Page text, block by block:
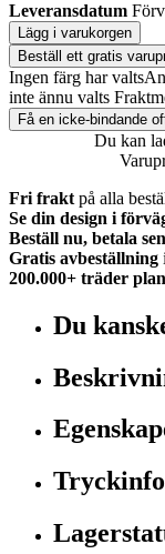
Leveransdatum
Lägg i varukorgen
Beställ ett gratis
Ingen färg har valts
inte ännu valts
Få en icke-bindande
Du kan
Fri frakt på alla
Se din design i
Beställ nu, betala
Gratis avbeställning
200.000+ träder
Du